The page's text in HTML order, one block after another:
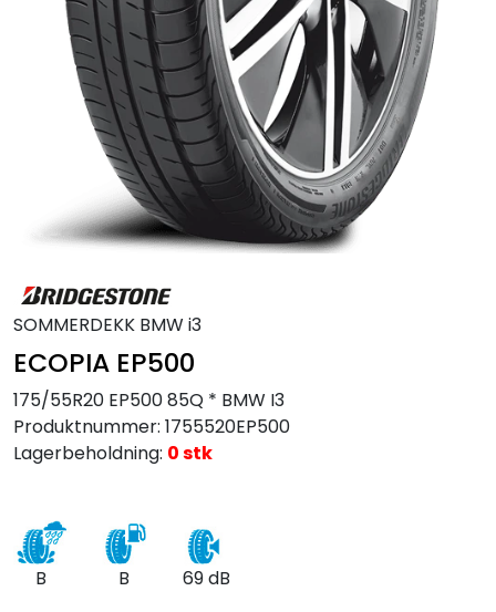
SOMMERDEKK BMW i3
ECOPIA EP500
175/55R20 EP500 85Q * BMW I3
Produktnummer: 1755520EP500
Lagerbeholdning: 0 stk
B B
69 dB
Tilbudstorget